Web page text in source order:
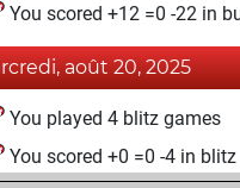
You scored +12 =0 -22 in
août 20, 2025
You played 4 blitz games
You scored +0 =0 -4 in blitz